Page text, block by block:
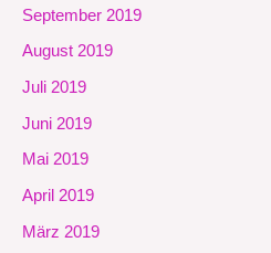
September 2019
August 2019
Juli 2019
Juni 2019
Mai 2019
April 2019
März 2019